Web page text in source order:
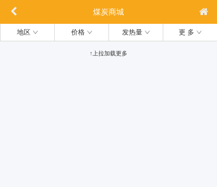
煤炭商城
地区 价格 发热量 更 多
↑上拉加载更多